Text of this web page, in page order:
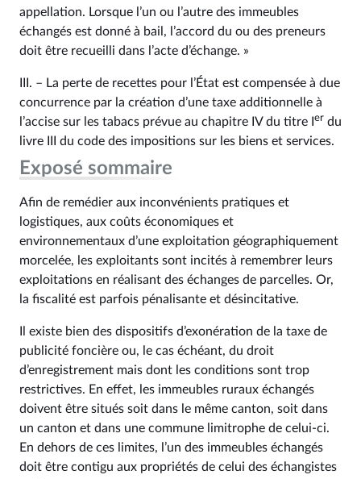
appellation. Lorsque l’un ou l’autre des immeubles
échangés est donné à bail, l’accord du ou des preneurs
doit être recueilli dans l’acte d’échange. »
III. – La perte de recettes pour l’État est compensée à due
concurrence par la création d’une taxe additionnelle à
l’accise sur les tabacs prévue au chapitre IV du titre I er du
livre III du code des impositions sur les biens et services.
Exposé sommaire
Afin de remédier aux inconvénients pratiques et
logistiques, aux coûts économiques et
environnementaux d’une exploitation géographiquement
morcelée, les exploitants sont incités à remembrer leurs
exploitations en réalisant des échanges de parcelles. Or,
la fiscalité est parfois pénalisante et désincitative.
Il existe bien des dispositifs d’exonération de la taxe de
publicité foncière ou, le cas échéant, du droit
d’enregistrement mais dont les conditions sont trop
restrictives. En effet, les immeubles ruraux échangés
doivent être situés soit dans le même canton, soit dans
un canton et dans une commune limitrophe de celui-ci.
En dehors de ces limites, l’un des immeubles échangés
doit être contigu aux propriétés de celui des échangistes